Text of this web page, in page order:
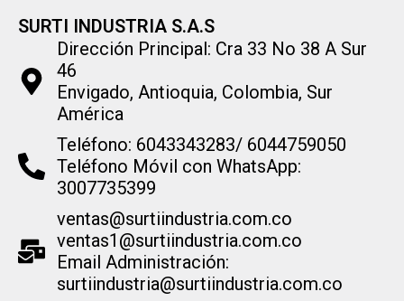
SURTI INDUSTRIA S.A.S
Dirección Principal: Cra 33 No 38 A Sur
46
Envigado, Antioquia, Colombia, Sur
América
Teléfono: 6043343283/ 6044759050
Teléfono Móvil con WhatsApp:
3007735399
ventas@surtiindustria.com.co
ventas1@surtiindustria.com.co
Email Administración:
surtiindustria@surtiindustria.com.co